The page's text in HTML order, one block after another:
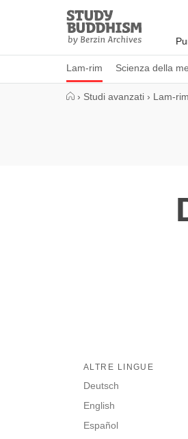
Study
Buddhism
Home
Lam-rim Scienza della
› Studi avanzati › Lam-rim
ALTRE LINGUE
Deutsch
English
Español